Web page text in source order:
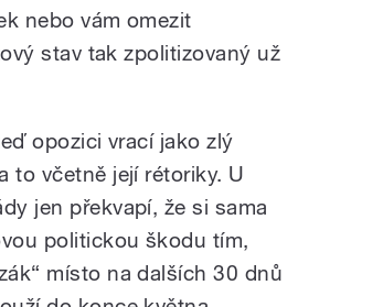
nebo vám omezit
stav tak zpolitizovaný už
opozici vrací jako zlý
to včetně její rétoriky. U
jen překvapí, že si sama
politickou škodu tím,
místo na dalších 30 dnů